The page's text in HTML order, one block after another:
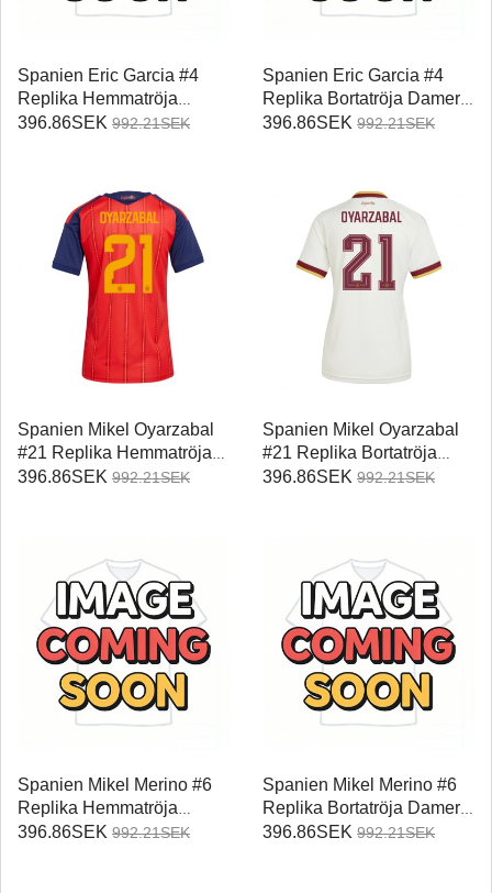
Spanien Eric Garcia #4
Replika Hemmatröja
Damer VM 2026
396.86SEK 992.21SEK
Spanien Eric Garcia #4
Replika Bortatröja Damer
VM 2026 Kortärmad
396.86SEK 992.21SEK
Spanien Mikel Oyarzabal
#21 Replika Hemmatröja
Damer VM 2026
396.86SEK 992.21SEK
Spanien Mikel Oyarzabal
#21 Replika Bortatröja
Damer VM 2026
396.86SEK 992.21SEK
Spanien Mikel Merino #6
Replika Hemmatröja
Damer VM 2026
396.86SEK 992.21SEK
Spanien Mikel Merino #6
Replika Bortatröja Damer
VM 2026 Kortärmad
396.86SEK 992.21SEK